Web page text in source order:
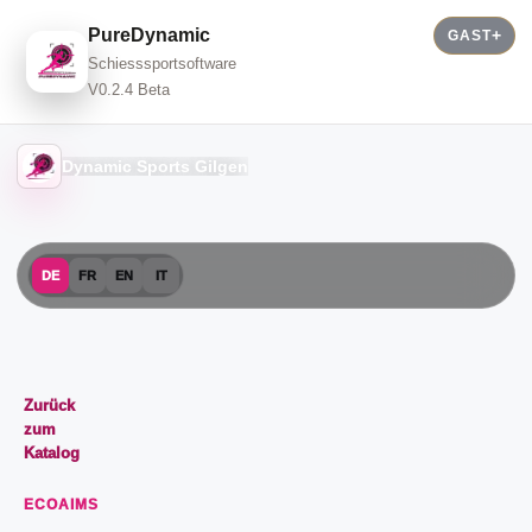
PureDynamic
Schiesssportsoftware
V0.2.4 Beta
GAST
Dynamic Sports Gilgen
DE FR EN IT
Zurück
zum
Katalog
ECOAIMS